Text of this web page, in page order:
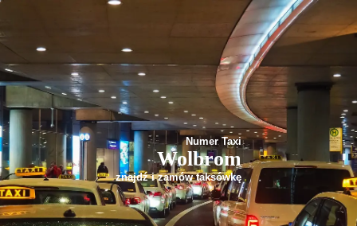
Numer Taxi
Wolbrom
znajdź i zamów taksówkę